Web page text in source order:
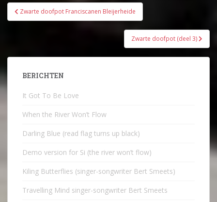
Bericht
navigatie
Zwarte doofpot Franciscanen Bleijerheide
Zwarte doofpot (deel 3)
BERICHTEN
It Got To Be Love
When the River Won’t Flow
Darling Blue (read flag turns up black)
Demo version for Si (the river won’t flow)
Kiling Butterflies (singer-songwriter Bert Smeets)
Travelling Mind singer-songwriter Bert Smeets